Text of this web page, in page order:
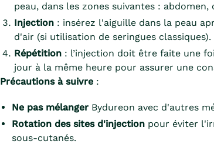
peau, dans les zones suivantes :
Injection : insérez l'aiguille dans la peau
d'air (si utilisation de seringues classiques).
Répétition : l’injection doit être faite une
jour à la même heure pour assurer une
Précautions à suivre :
Ne pas mélanger Bydureon avec d'autres
Rotation des sites d'injection pour éviter
sous-cutanés.